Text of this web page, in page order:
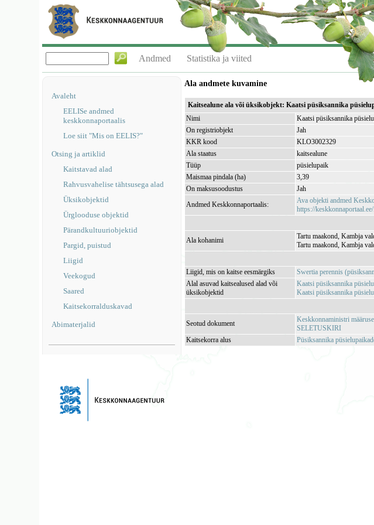
Andmed Statistika ja viited
Avaleht
EELISe andmed
keskkonnaportaalis
Loe siit "Mis on EELIS?"
Otsing ja artiklid
Kaitstavad alad
Rahvusvahelise tähtsusega alad
Üksikobjektid
Ürglooduse objektid
Pärandkultuuriobjektid
Pargid, puistud
Liigid
Veekogud
Saared
Kaitsekorralduskavad
Abimaterjalid
Ala andmete kuvamine
Kaitsealune ala või üksikobjekt: Kaatsi püsiksannika
Nimi
Kaatsi püsiksannika
On registriobjekt
Jah
KKR kood
KLO3002329
Ala staatus
kaitsealune
Tüüp
püsielupaik
Maismaa pindala (ha)
3,39
On maksusoodustus
Jah
Andmed Keskkonnaportaalis:
Ava objekti andmed
https://
Ala kohanimi
Tartu maakond, Kambja
Tartu maakond, Kambja
Liigid, mis on kaitse eesmärgiks
Swertia perennis
Alal asuvad kaitsealused alad või
üksikobjektid
Kaatsi püsiksannika
Kaatsi püsiksannika
Seotud dokument
Keskkonnaministri
SELETUSKIRI
Kaitsekorra alus
Püsiksannika